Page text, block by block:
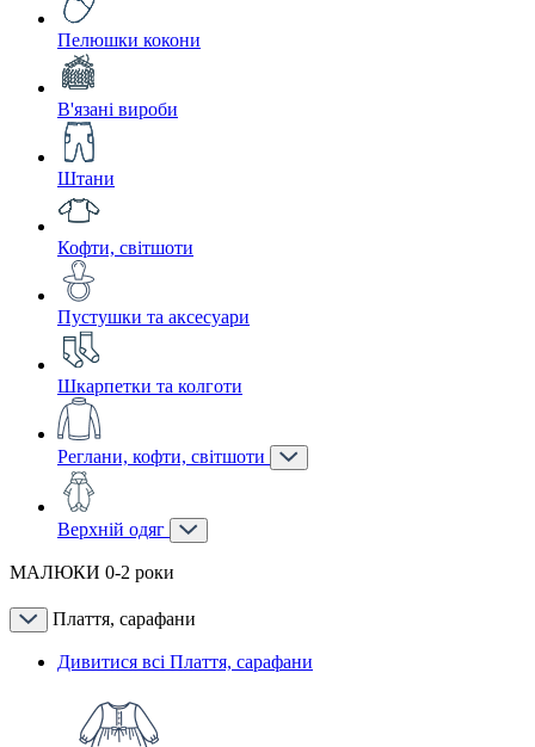
Пелюшки кокони
В'язані вироби
Штани
Кофти, світшоти
Пустушки та аксесуари
Шкарпетки та колготи
Реглани, кофти, світшоти
Верхній одяг
МАЛЮКИ 0-2 роки
Плаття, сарафани
Дивитися всі Плаття, сарафани